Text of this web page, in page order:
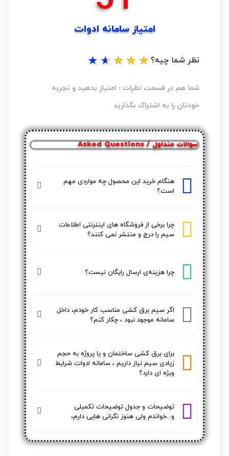
امتیاز سامانه ادوات
نظر شما چیه؟ ★
★
★
★
★
شما هم در قسمت نظرات ؛ امتیاز بدهید و تجربه
خودتان را به اشتراک بگذارید
سوالات متداول / Asked Questions
هنگام خرید این محصول چه مواردی مهم
است؟
چرا برخی از فروشگاه های اینترنتی اطلاعات
سیم را درج و منتشر نمی کنند؟
چرا هزینه‌ی ارسال رایگان نیست؟
اگر سیم برق کشی مناسب کار خودم، داخل
سامانه موجود نبود ، چکار کنم؟
برای برق کشی ساختمان و یا پروژه به حجم
زیادی سیم نیاز داریم ، سامانه ادوات شرایط
ویژه ای دارد؟
توضیحات و جدول توضیحات تکمیلی
و...خواندم ولی هنوز نگرانی هایی دارم،